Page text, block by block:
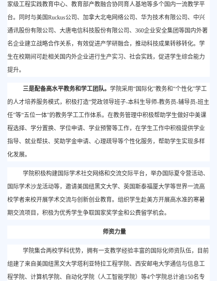
家级工程实践教育中心、教育部产教融合协同育人基地等多个国内一流教学平
台。同时与美国Ruckus公司、加拿大北电网络公司、华为技术有限公司、中兴
通讯股份有限公司、大唐电信科技股份有限公司、360企业安全集团等国内外著
名企业建立战略合作关系，有效促进产学研融合，推动科技成果转移转化。学
生在校期间可赴相关国内外企业进行生产实习、社会实践，促进学生综合能力
提升。
三是配备高水平教务和学工团队。 学院采用“国际化”教务和“个性化”学工
的人才培养服务模式，积极打造“党政领导班子-本科生导师-教务员-辅导员-班主
任”等“五位一体”的教务学工工作体系。在教务管理中积极帮助学生做好中美课
程选择、学分置换、学位申请、学业预警等工作，在学生工作中积极提供学业
指导、就业帮扶、奖助学金申请、心理疏导等个性化服务，帮助学生实现多样
化发展。
学院积极构建国际学术社交网络和交流交际平台，举办国际夏令营活动、
国际学术沙龙活动等，邀请美国纽黑文大学、英国斯泰福厦大学等世界一流高
校学者来校开展学术交流与创新创业教育。组织学生赴美方开展高水准的寒暑
期交流项目，积极为优秀学生争取国家奖学金和公费留学机会。
师资力量
学院集合两校学科优势，拥有一支教学经验丰富的国际化师资队伍，目前
组建了来自美国纽黑文大学塔利亚特拉工程学院、西安邮电大学通信与信息工
程学院、计算机学院、自动化学院（人工智能学院）等4个学院总计逾150名专